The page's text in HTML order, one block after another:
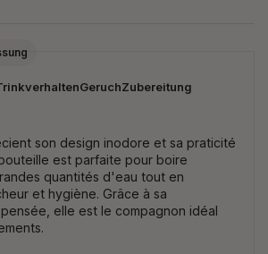
GeruchZubereitung
son design inodore et sa praticité
est parfaite pour boire
quantités d'eau tout en
et hygiène. Grâce à sa
elle est le compagnon idéal